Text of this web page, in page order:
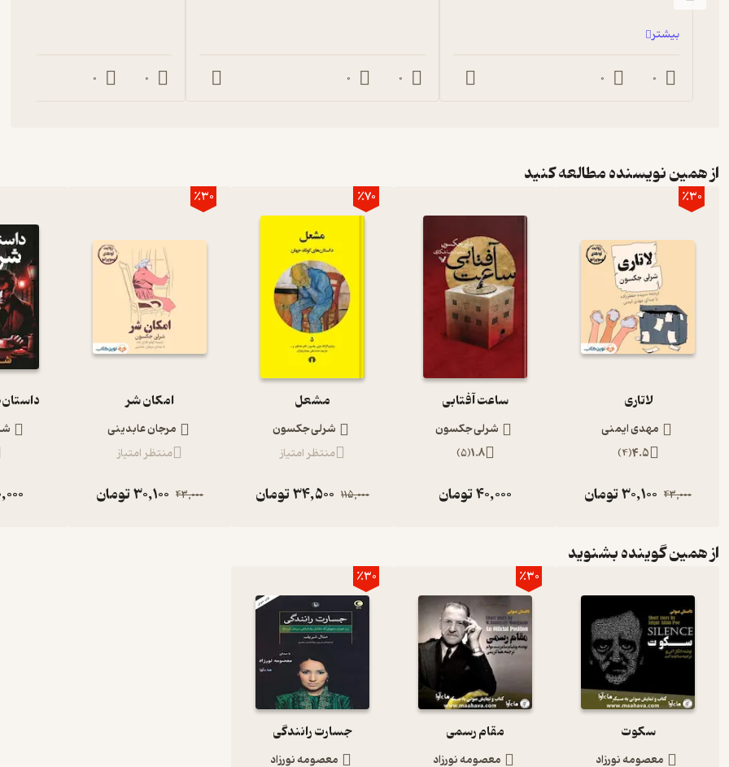
بیشتر
0
0
0
0
0
0
از همین نویسنده مطالعه کنید
٪30
لاتاری
مهدی ایمنی
4.5
(
4
)
43,000
30,100تومان
ساعت آفتابی
شرلی جکسون
1.8
(
5
)
40,000تومان
٪70
مشعل
شرلی جکسون
منتظر امتیاز
115,000
34,500تومان
٪30
امکان شر
مرجان عابدینی
منتظر امتیاز
43,000
30,100تومان
از همین گوینده بشنوید
سکوت
معصومه نورزاد
٪30
مقام رسمی
معصومه نورزاد
٪30
جسارت رانندگی
معصومه نورزاد